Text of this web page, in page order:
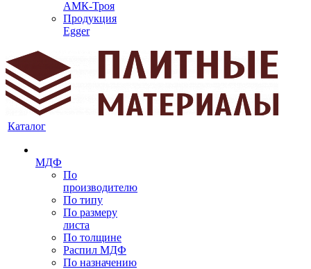
АМК-Троя
Продукция
Egger
Каталог
МДФ
По
производителю
По типу
По размеру
листа
По толщине
Распил МДФ
По назначению